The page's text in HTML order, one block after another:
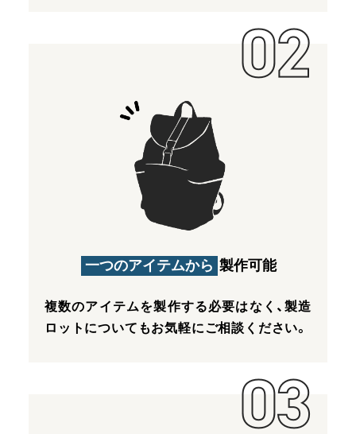
一つのアイテムから 製作可能
複数のアイテムを製作する必要はなく、製造
ロットについてもお気軽にご相談ください。